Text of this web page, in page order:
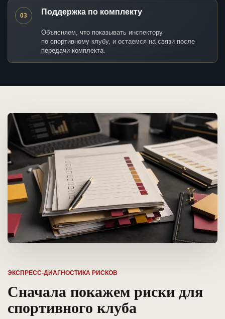
03 Поддержка по комплекту
Объясняем, что показывать инспектору
по спортивному клубу, и остаемся на связи после
передачи комплекта.
ЭКСПРЕСС-ДИАГНОСТИКА РИСКОВ
Сначала покажем риски для
спортивного клуба